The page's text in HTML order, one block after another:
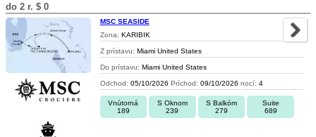
do 2 r. $ 0
MSC SEASIDE
Zona: KARIBIK
Z prístavu: Miami United States
Do prístavu: Miami United States
Odchod: 05/10/2026 Príchod: 09/10/2026 nocí: 4
Vnútorná
189
S Oknom
239
S Balkóm
279
Suite
689